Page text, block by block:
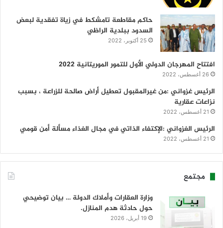
حاكم مقاطعة تامشكط في زياة تفقدية لبعض
السدود ببلدية الراظي
25 أكتوبر، 2022
افتتاح المهرجان الدولي الأول للتمور الموريتانية 2022
26 أغسطس، 2022
الرئيس غزواني :من غيرالمقبول تعطيل أراض صالحة للزراعة ، بسبب
نزاعات عقارية
21 أغسطس، 2022
الرئيس الغزواني :الإكتفاء الذاتي في مجال الغذاء مسألة أمن قومي
21 أغسطس، 2022
مجتمع
وزارة العقارات وأملاك الدولة … بيان توضيحي
حول حادثة هدم المنازل.
19 أبريل، 2026